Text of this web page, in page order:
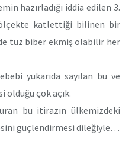
hazırladığı iddia edilen 3.
katlettiği bilinen bir
tuz biber ekmiş olabilir her
yukarıda sayılan bu ve
çok açık.
bu itirazın ülkemizdeki
güçlendirmesi dileğiyle…